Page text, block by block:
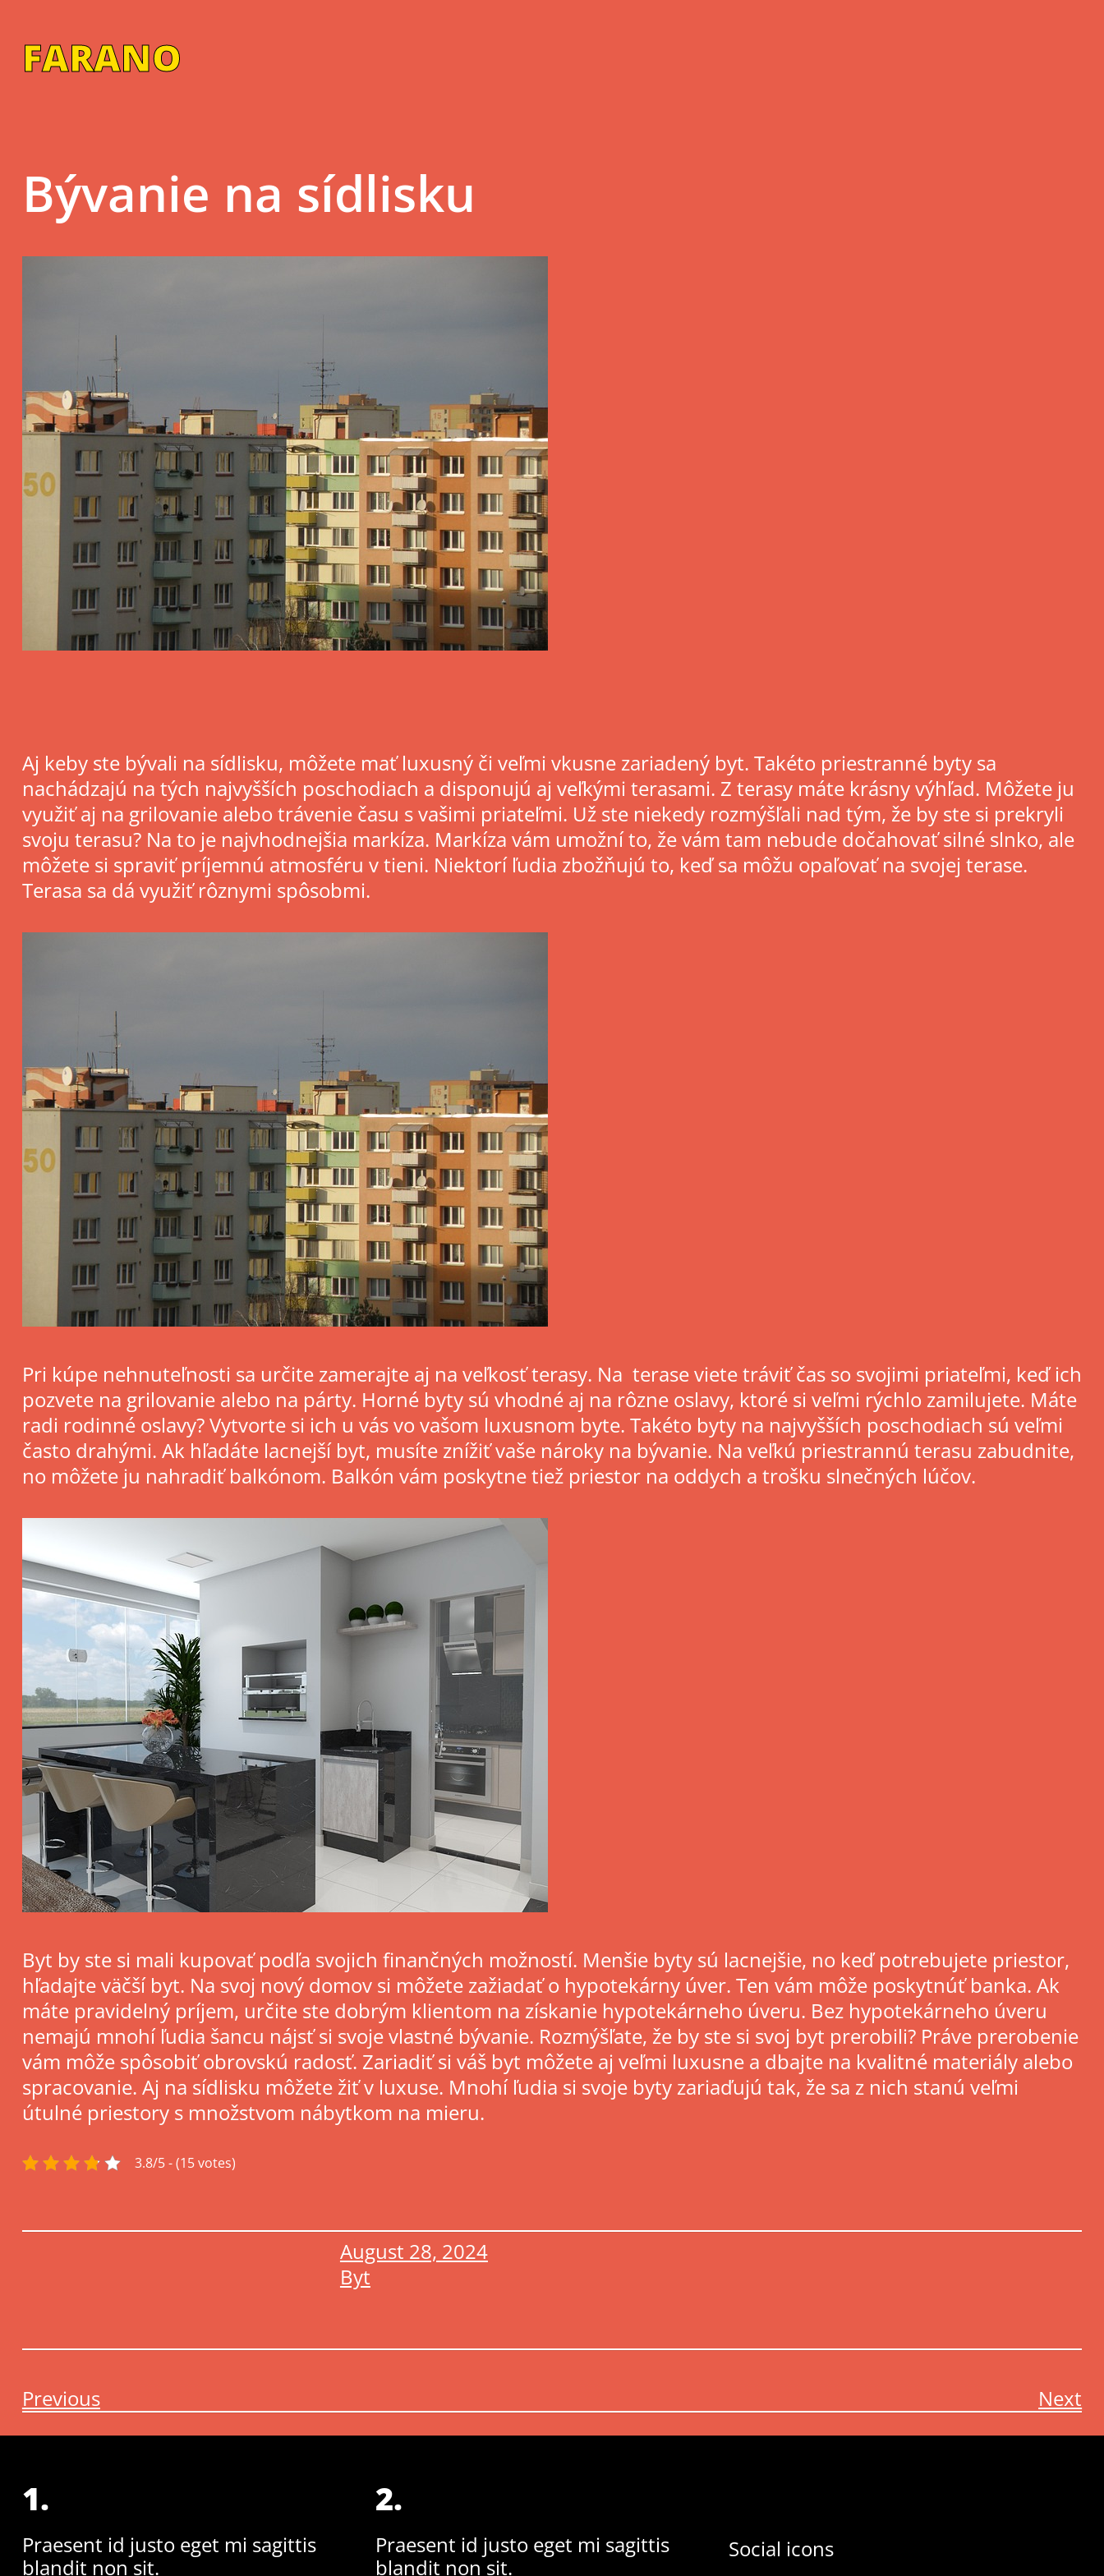
content
FARANO
Bývanie na sídlisku
Aj keby ste bývali na sídlisku, môžete mať luxusný či veľmi vkusne zariadený byt. Takéto priestranné byty sa
nachádzajú na tých najvyšších poschodiach a disponujú aj veľkými terasami. Z terasy máte krásny výhľad. Môžete ju
využiť aj na grilovanie alebo trávenie času s vašimi priateľmi. Už ste niekedy rozmýšľali nad tým, že by ste si prekryli
svoju terasu? Na to je najvhodnejšia markíza. Markíza vám umožní to, že vám tam nebude dočahovať silné slnko, ale
môžete si spraviť príjemnú atmosféru v tieni. Niektorí ľudia zbožňujú to, keď sa môžu opaľovať na svojej terase.
Terasa sa dá využiť rôznymi spôsobmi.
Pri kúpe nehnuteľnosti sa určite zamerajte aj na veľkosť terasy. Na terase viete tráviť čas so svojimi priateľmi, keď ich
pozvete na grilovanie alebo na párty. Horné byty sú vhodné aj na rôzne oslavy, ktoré si veľmi rýchlo zamilujete. Máte
radi rodinné oslavy? Vytvorte si ich u vás vo vašom luxusnom byte. Takéto byty na najvyšších poschodiach sú veľmi
často drahými. Ak hľadáte lacnejší byt, musíte znížiť vaše nároky na bývanie. Na veľkú priestrannú terasu zabudnite,
no môžete ju nahradiť balkónom. Balkón vám poskytne tiež priestor na oddych a trošku slnečných lúčov.
Byt by ste si mali kupovať podľa svojich finančných možností. Menšie byty sú lacnejšie, no keď potrebujete priestor,
hľadajte väčší byt. Na svoj nový domov si môžete zažiadať o hypotekárny úver. Ten vám môže poskytnúť banka. Ak
máte pravidelný príjem, určite ste dobrým klientom na získanie hypotekárneho úveru. Bez hypotekárneho úveru
nemajú mnohí ľudia šancu nájsť si svoje vlastné bývanie. Rozmýšľate, že by ste si svoj byt prerobili? Práve prerobenie
vám môže spôsobiť obrovskú radosť. Zariadiť si váš byt môžete aj veľmi luxusne a dbajte na kvalitné materiály alebo
spracovanie. Aj na sídlisku môžete žiť v luxuse. Mnohí ľudia si svoje byty zariaďujú tak, že sa z nich stanú veľmi
útulné priestory s množstvom nábytkom na mieru.
3.8/5 - (15 votes)
August 28, 2024
Byt
Previous Next
1.
Praesent id justo eget mi sagittis
blandit non sit.
2.
Praesent id justo eget mi sagittis
blandit non sit.
Social icons